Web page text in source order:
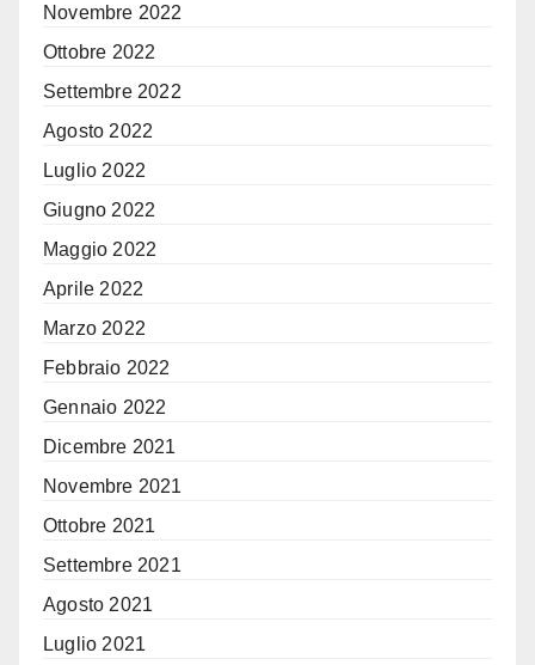
Novembre 2022
Ottobre 2022
Settembre 2022
Agosto 2022
Luglio 2022
Giugno 2022
Maggio 2022
Aprile 2022
Marzo 2022
Febbraio 2022
Gennaio 2022
Dicembre 2021
Novembre 2021
Ottobre 2021
Settembre 2021
Agosto 2021
Luglio 2021